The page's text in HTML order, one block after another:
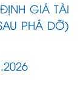
GIÁ TÀI
PHÁ DỠ)